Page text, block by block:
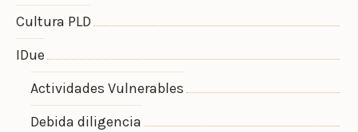
Cultura PLD
IDue
Actividades Vulnerables
Debida diligencia